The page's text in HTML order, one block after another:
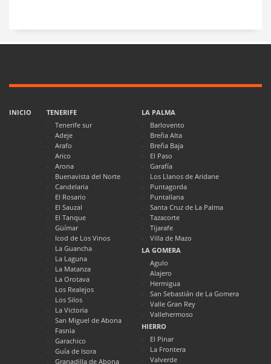
INICIO
TENERIFE
Tenerife sur
Adeje
Arafo
Arico
Arona
Buenavista del Norte
Candelaria
El Rosario
El Sauzal
El Tanque
Güímar
Icod de Los Vinos
La Guancha
La Laguna
La Matanza
La Orotava
Los Realejos
Los Silos
La Victoria
San Miguel de Abona
Fasnia
Garachico
Guía de Isora
Granadilla de Abona
LA PALMA
Barlovento
Breña Alta
Breña Baja
El Paso
Garafía
Los Llanos de Aridane
Puntagorda
Puntallana
Santa Cruz de La Palma
Tazacorte
Tijarafe
Villa de Mazo
LA GOMERA
Agulo
Alajero
Hermigua
San Sebastián de La Gomera
Valle Gran Rey
Vallehermoso
HIERRO
El Pinar
La Frontera
Valverde